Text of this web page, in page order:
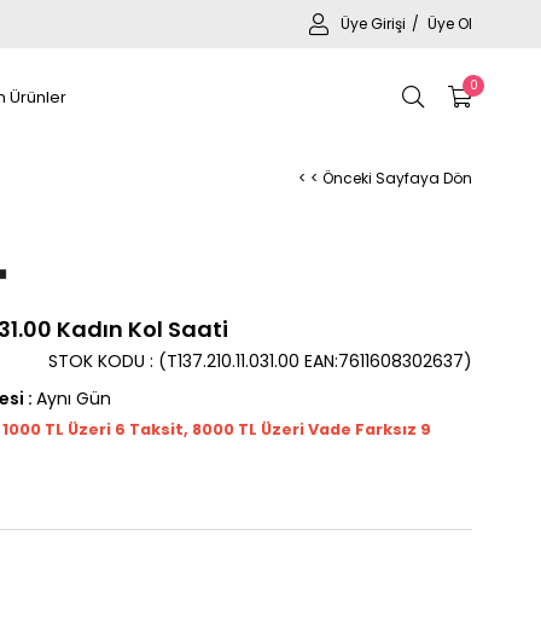
Üye Girişi Üye Ol
0
Ürünler
< < Önceki Sayfaya Dön
Kadın Kol Saati
(T137.210.11.031.00 EAN:7611608302637)
STOK KODU
: Aynı Gün
TL Üzeri 6 Taksit, 8000 TL Üzeri Vade Farksız 9